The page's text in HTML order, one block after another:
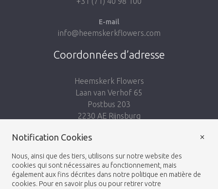
E-mail
info@heemskerkflowers.com
Coordonnées d’adresse
Heemskerk Flowers
Laan van Verhof 65
Postbus 203
2230 AE Rijnsburg
Notification Cookies
Nous, ainsi que des tiers, utilisons sur notre website des
cookies qui sont nécessaires au fonctionnement, mais
également aux fins décrites dans notre politique en matière de
cookies. Pour en savoir plus ou pour retirer votre
×